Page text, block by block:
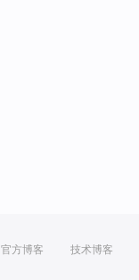
官方博客 技术博客